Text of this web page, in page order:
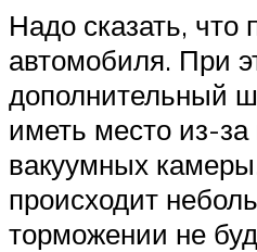
Надо сказать,
автомобиля. При
дополнительный
иметь место из-за
вакуумных
происходит
торможении не